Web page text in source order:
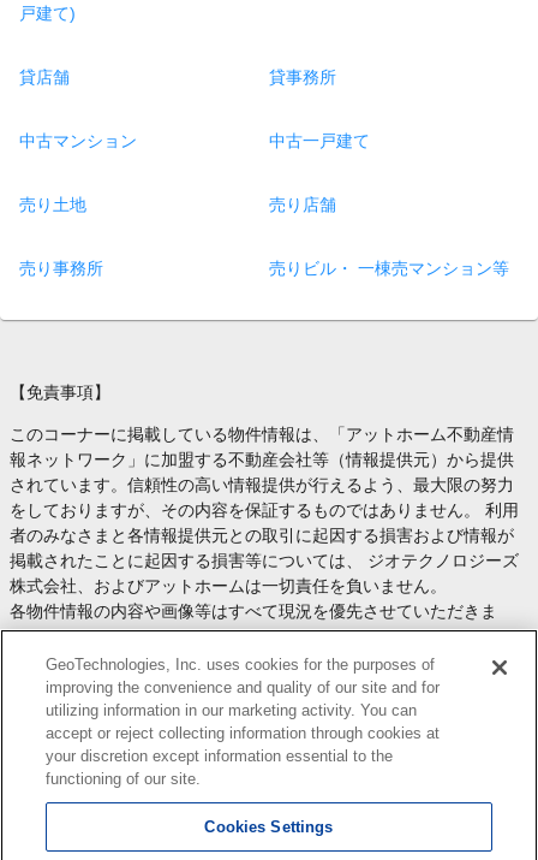
戸建て)
貸店舗 貸事務所
中古マンション 中古一戸建て
売り土地 売り店舗
売り事務所 売りビル・ 一棟売マンション等
【免責事項】
このコーナーに掲載している物件情報は、「アットホーム不動産情
報ネットワーク」に加盟する不動産会社等（情報提供元）から提供
されています。信頼性の高い情報提供が行えるよう、最大限の努力
をしておりますが、その内容を保証するものではありません。 利用
者のみなさまと各情報提供元との取引に起因する損害および情報が
掲載されたことに起因する損害等については、 ジオテクノロジーズ
株式会社、およびアットホームは一切責任を負いません。
各物件情報の内容や画像等はすべて現況を優先させていただきま
す。
お取引等（お取引の準備、資金調達等を含みます）の際には、内容
や契約条件等について、 各情報提供元より十分な説明を受け、ご自
身でご確認の上、判断してください。
このコーナーへの物件情報のご掲載、その他不動産業務ソリューシ
ョン等についての不動産会社様のお問合せはこちら
します。
GeoTechnologies, Inc. uses cookies for the purposes of
improving the convenience and quality of our site and for
utilizing information in our marketing activity. You can
accept or reject collecting information through cookies at
your discretion except information essential to the
functioning of our site.
Cookies Settings